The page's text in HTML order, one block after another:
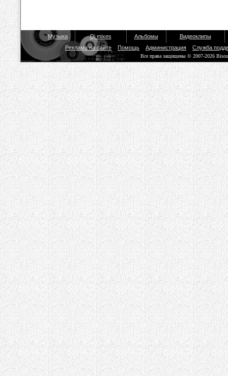
Музыка Dj mixes Альбомы
Видеоклипы
Реклама на сайте
Помощь Администрация Служба
Все права защищены © 2007-2026